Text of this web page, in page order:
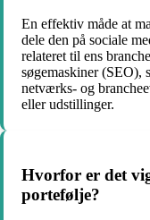
En effektiv måde at
dele den på sociale
relateret til ens
søgemaskiner (SEO),
netværks- og
eller udstillinger.
Hvorfor er det
portefølje?